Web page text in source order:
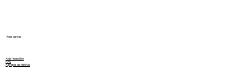
Ressources
Aide financière
FAQ
À propos de Minévia